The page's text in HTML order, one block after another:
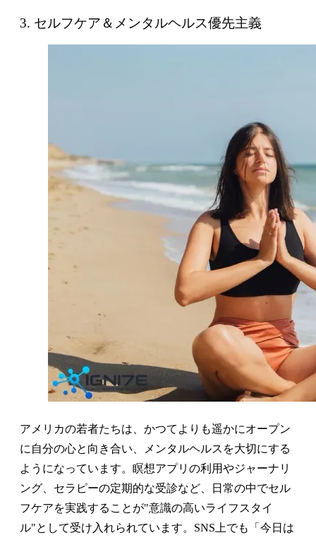
3. セルフケア＆メンタルヘルス優先主義
アメリカの若者たちは、かつてよりも遥かにオープン
に自分の心と向き合い、メンタルヘルスを大切にする
ようになっています。瞑想アプリの利用やジャーナリ
ング、セラピーの定期的な受診など、日常の中でセル
フケアを実践することが"意識の高いライフスタイ
ル"として受け入れられています。SNS上でも「今日は